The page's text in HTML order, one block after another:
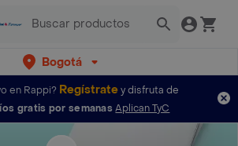
Bogotá
en Rappi? Regístratey disfruta de
gratis por semanas Aplican TyC